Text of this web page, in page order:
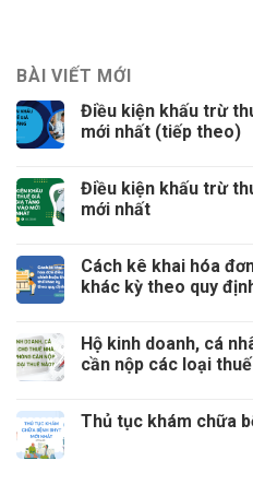
BÀI VIẾT MỚI
Điều kiện khấu trừ
mới nhất (tiếp theo)
Điều kiện khấu trừ
mới nhất
Cách kê khai hóa
khác kỳ theo quy
Hộ kinh doanh, cá
cần nộp các loại
Thủ tục khám chữa